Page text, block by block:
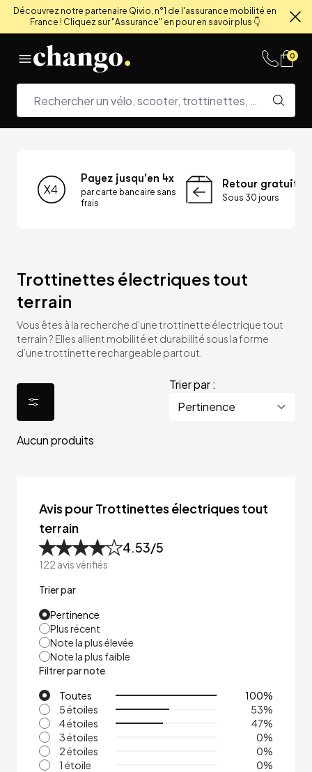
Découvrez notre partenaire Qivio, n°1 de l'assurance mobilité en
France ! Cliquez sur "Assurance" en pour en savoir plus 👇
0
Payez jusqu'en 4x
par carte bancaire sans
frais
Retour gratuit
Sous 30 jours
Trottinettes électriques tout
terrain
Vous êtes à la recherche d’une trottinette électrique tout
terrain ? Elles allient mobilité et durabilité sous la forme
d’une trottinette rechargeable partout.
Trier par :
Aucun produits
Avis pour Trottinettes électriques tout
terrain
4.53/5
122 avis vérifiés
Trier par
Pertinence
Plus récent
Note la plus élevée
Note la plus faible
Filtrer par note
Toutes
100%
5 étoiles
53%
4 étoiles
47%
3 étoiles
0%
2 étoiles
0%
1 étoile
0%